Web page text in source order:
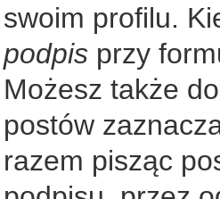
swoim profilu.
podpis przy
Możesz także
postów
razem pisząc